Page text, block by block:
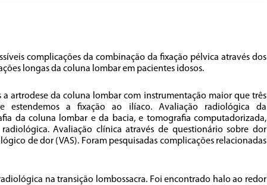
complicações da combinação da fixação pélvica através dos
longas da coluna lombar em pacientes idosos.
a artrodese da coluna lombar com instrumentação maior que três
estendemos a fixação ao ilíaco. Avaliação radiológica da
da coluna lombar e da bacia, e tomografia computadorizada,
Avaliação clínica através de questionário sobre dor
de dor (VAS). Foram pesquisadas complicações relacionadas
na transição lombossacra. Foi encontrado halo ao redor